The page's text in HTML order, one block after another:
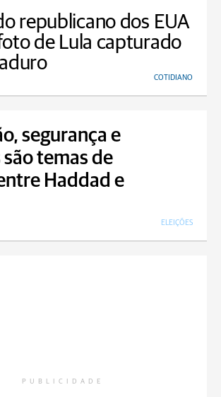
republicano dos EUA
de Lula capturado
COTIDIANO
segurança e
temas de
Haddad e
ELEIÇÕES
PUBLICIDADE